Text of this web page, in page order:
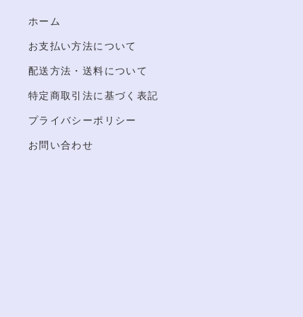
ホーム
お支払い方法について
配送方法・送料について
特定商取引法に基づく表記
プライバシーポリシー
お問い合わせ